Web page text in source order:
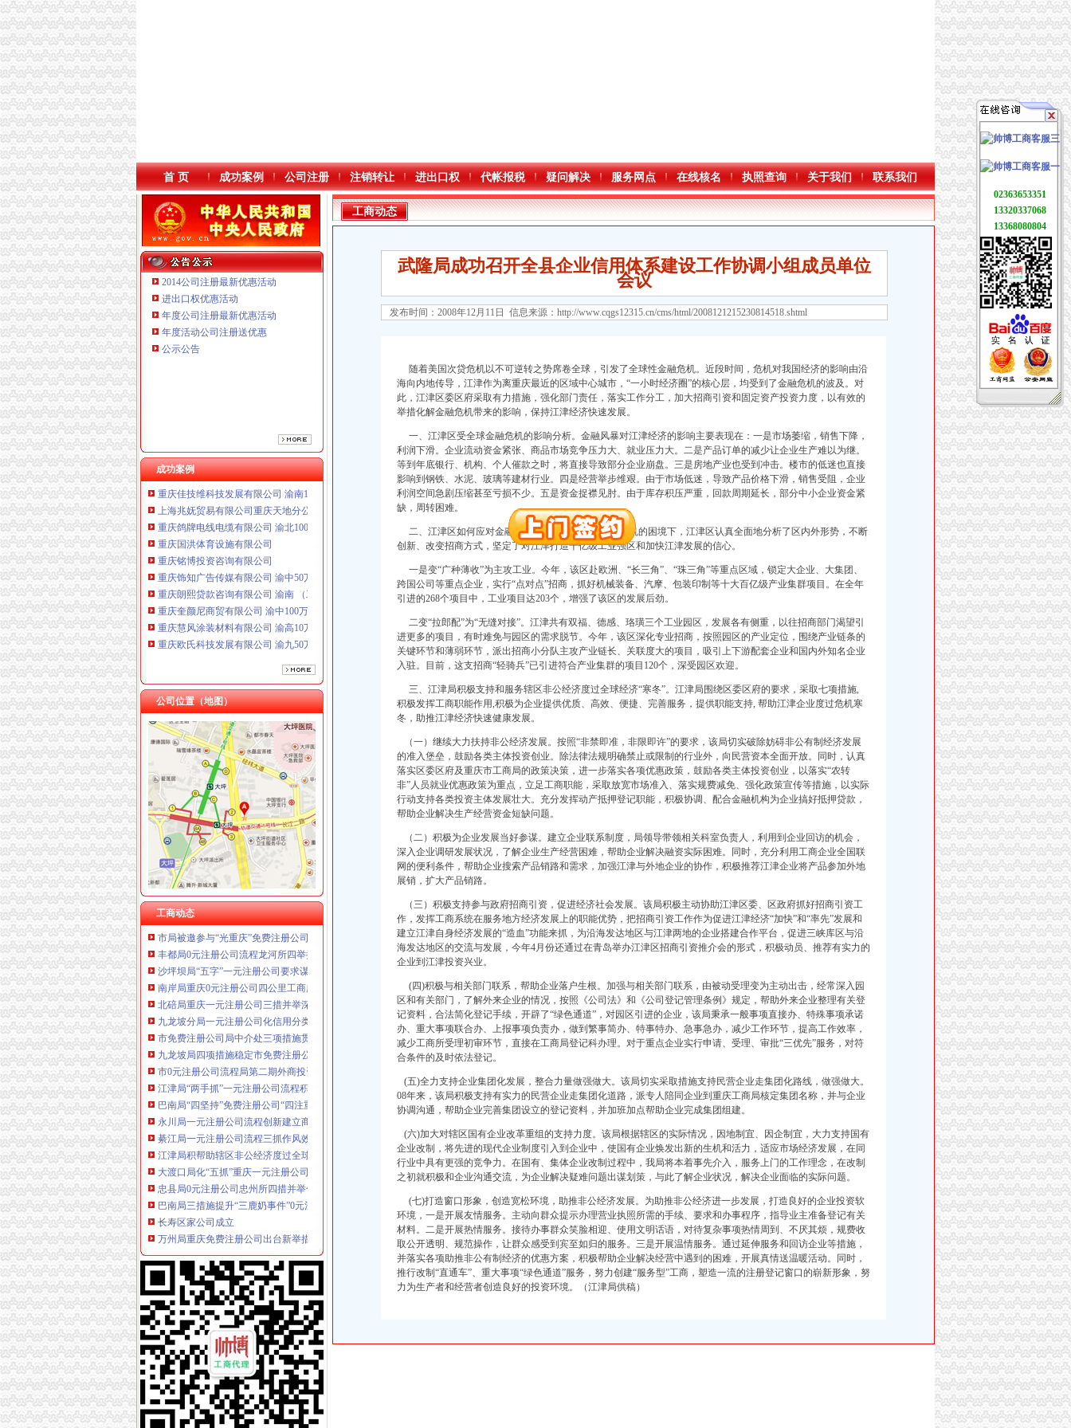
本站导航
首 页 成功案例 公司注册 注销转让 进出口权 代帐报税 疑问解决 服务网点 在线核名 执照查询 关于我们 联系我们
2014公司注册最新优惠活动
进出口权优惠活动
年度公司注册最新优惠活动
年度活动公司注册送优惠
公示公告
成功案例
重庆鸽牌电线电缆有限公司 渝北10010万 (进出口权)
重庆国洪体育设施有限公司
重庆欧氏科技发展有限公司 渝九50万 （进出口权）
重庆盛旗投资咨询有限公司 渝中10万 （工商注册）
重庆佳技维科技发展有限公司 渝南100万 （进出口权）
上海兆妩贸易有限公司重庆天地分公司 渝中 （工商注册）
重庆鸽牌电线电缆有限公司 渝北10010万 (进出口权)
重庆国洪体育设施有限公司
重庆铭博投资咨询有限公司
重庆饰知广告传媒有限公司 渝中50万 （工商注册）
重庆朗熙贷款咨询有限公司 渝南 （工商注册）
重庆奎颜尼商贸有限公司 渝中100万 （工商注册）
重庆慧风涂装材料有限公司 渝高10万 （工商注册）
重庆欧氏科技发展有限公司 渝九50万 （进出口权）
重庆盛旗投资咨询有限公司 渝中10万 （工商注册）
上海兆妩贸易有限公司重庆天地分公司 渝中 （工商注册）
公司位置（地图）
工商动态
工商动态
沙坪坝局抓住“五个关键”0元注册公司流程推动重点工作全面开展
永川局0元注册公司实施四项工程提升工商服务质量有实效
沙坪坝局以四型模范为指针造“四型”0元注册公司领导班子
市重庆免费注册公司局副巡视员高印平到高新区局检查指导工作
重庆工商系统充分发扬团结互助精大力开展对四川灾区的1元注册公司援助工作
璧山局0元注册公司组织企向灾区捐赠食品支援震救灾
万盛局五项措施加“五一”一元注册公司流程旅游市场管理见成效
丰都局重庆免费注册公司四字诀促政务信息上档升级
市局被邀参与“光重庆”免费注册公司节目访谈
丰都局0元注册公司流程龙河所四举措全面清理整非煤矿山
沙坪坝局“五字”一元注册公司要求谋划“解放思想、扩大开放”大讨论活动
南岸局重庆0元注册公司四公里工商所推行办案新模式率先实现基层执法能力指标
北碚局重庆一元注册公司三措并举深入开展大讨论
九龙坡分局一元注册公司化信用分类监管年度重点工作目标管理
市免费注册公司局中介处三项措施贯彻落实廉政工作会议精
九龙坡局四项措施稳定市免费注册公司场蔬菜价格
市0元注册公司流程局第二期外商投资企业联络员培训会在渝中局召开
江津局“两手抓”一元注册公司流程积构建食品安全监管长效机制
巴南局“四坚持”免费注册公司“四注重”认真做好科级后备干部推荐工作
永川局一元注册公司流程创新建立商标战略服务制度成效显著
綦江局一元注册公司流程三抓作风效能建设优化政务发展环境
江津局积帮助辖区非公经济度过全球经济“寒冬”一元注册公司流程
大渡口局化“五抓”重庆一元注册公司加机关纪律作风建设
忠县局0元注册公司忠州所四措并举化食品安全监管
巴南局三措施提升“三鹿奶事件”0元注册公司流程法律示力度
长寿区家公司成立
万州局重庆免费注册公司出台新举措促进订单农业发展
市局局长王元楷对 “守合同重信用”0元注册公司流程活动提出要求
市0元注册公司流程局副巡视员谭世贤到云局调研食品安全工作
市免费注册公司局副巡视员谭世贤到万州调研工作
市局新认定“工农”1元注册公司等37件商标为“重庆市著名商标”
南岸局一元注册公司五字工作法开展向监管服务对象述职述廉活动成效显著
璧山局重庆免费注册公司执行个体核名新规则取得良好效果
酉局免费注册公司加部门配合开展就业再就业培训工作收到实效
万州局充分发挥职能优化软环境助推“500亿万州”免费注册公司建设
开县局创新市0元注册公司流程场监管机制全面实行网格化监管责任制度
巫溪局“五提升”0元注册公司流程扎实推进宣报道工作上台阶
垫江局一元注册公司八措施助推非公经济发展见成效
奉节局顺利通过市1元注册公司级文明单位复查验收
工商动态
武隆局成功召开全县企业信用体系建设工作协调小组成员单位
会议
发布时间：2008年12月11日 信息来源： http://www.cqgs12315.cn/cms/html/2008121215230814518.shtml
随着美国次贷危机以不可逆转之势席卷全球，引发了全球性金融危机。近段时间，危机对我国经济的影响由沿
海向内地传导，江津作为离重庆最近的区域中心城市，“一小时经济圈”的核心层，均受到了金融危机的波及。对
此，江津区委区府采取有力措施，强化部门责任，落实工作分工，加大招商引资和固定资产投资力度，以有效的
举措化解金融危机带来的影响，保持江津经济快速发展。
一、江津区受全球金融危机的影响分析。金融风暴对江津经济的影响主要表现在：一是市场萎缩，销售下降，
利润下滑。企业流动资金紧张、商品市场竞争压力大、就业压力大。二是产品订单的减少让企业生产难以为继。
等到年底银行、机构、个人催款之时，将直接导致部分企业崩盘。三是房地产业也受到冲击。楼市的低迷也直接
影响到钢铁、水泥、玻璃等建材行业。四是经营举步维艰。由于市场低迷，导致产品价格下滑，销售受阻，企业
利润空间急剧压缩甚至亏损不少。五是资金捉襟见肘。由于库存积压严重，回款周期延长，部分中小企业资金紧
缺，周转困难。
二、江津区如何应对金融危机的浪潮。在全球金融危机的困境下，江津区认真全面地分析了区内外形势，不断
创新、改变招商方式，坚定了对江津打造千亿级工业强区和加快江津发展的信心。
一是变“广种薄收”为主攻工业。今年，该区赴欧洲、“长三角”、“珠三角”等重点区域，锁定大企业、大集团、
跨国公司等重点企业，实行“点对点”招商，抓好机械装备、汽摩、包装印制等十大百亿级产业集群项目。在全年
引进的268个项目中，工业项目达203个，增强了该区的发展后劲。
二变“拉郎配”为“无缝对接”。江津共有双福、德感、珞璜三个工业园区，发展各有侧重，以往招商部门渴望引
进更多的项目，有时难免与园区的需求脱节。今年，该区深化专业招商，按照园区的产业定位，围绕产业链条的
关键环节和薄弱环节，派出招商小分队主攻产业链长、关联度大的项目，吸引上下游配套企业和国内外知名企业
入驻。目前，这支招商“轻骑兵”已引进符合产业集群的项目120个，深受园区欢迎。
三、江津局积极支持和服务辖区非公经济度过全球经济“寒冬”。江津局围绕区委区府的要求，采取七项措施,
积极发挥工商职能作用,积极为企业提供优质、高效、便捷、完善服务，提供职能支持, 帮助江津企业度过危机寒
冬，助推江津经济快速健康发展。
（一）继续大力扶持非公经济发展。按照“非禁即准，非限即许”的要求，该局切实破除妨碍非公有制经济发展
的准入堡垒，鼓励各类主体投资创业。除法律法规明确禁止或限制的行业外，向民营资本全面开放。同时，认真
落实区委区府及重庆市工商局的政策决策，进一步落实各项优惠政策，鼓励各类主体投资创业，以落实“农转
非”人员就业优惠政策为重点，立足工商职能，采取放宽市场准入、落实规费减免、强化政策宣传等措施，以实际
行动支持各类投资主体发展壮大。充分发挥动产抵押登记职能，积极协调、配合金融机构为企业搞好抵押贷款，
帮助企业解决生产经营资金短缺问题。
（二）积极为企业发展当好参谋。建立企业联系制度，局领导带领相关科室负责人，利用到企业回访的机会，
深入企业调研发展状况，了解企业生产经营困难，帮助企业解决融资实际困难。同时，充分利用工商企业全国联
网的便利条件，帮助企业搜索产品销路和需求，加强江津与外地企业的协作，积极推荐江津企业将产品参加外地
展销，扩大产品销路。
（三）积极支持参与政府招商引资，促进经济社会发展。该局积极主动协助江津区委、区政府抓好招商引资工
作，发挥工商系统在服务地方经济发展上的职能优势，把招商引资工作作为促进江津经济“加快”和“率先”发展和
建立江津自身经济发展的“造血”功能来抓，为沿海发达地区与江津两地的企业搭建合作平台，促进三峡库区与沿
海发达地区的交流与发展，今年4月份还通过在青岛举办江津区招商引资推介会的形式，积极动员、推荐有实力的
企业到江津投资兴业。
(四)积极与相关部门联系，帮助企业落户生根。加强与相关部门联系，由被动受理变为主动出击，经常深入园
区和有关部门，了解外来企业的情况，按照《公司法》和《公司登记管理条例》规定，帮助外来企业整理有关登
记资料，合法简化登记手续，开辟了“绿色通道”，对园区引进的企业，该局秉承一般事项直接办、特殊事项承诺
办、重大事项联合办、上报事项负责办，做到繁事简办、特事特办、急事急办，减少工作环节，提高工作效率，
减少工商所受理初审环节，直接在工商局登记科办理。对于重点企业实行申请、受理、审批“三优先”服务，对符
合条件的及时依法登记。
(五)全力支持企业集团化发展，整合力量做强做大。该局切实采取措施支持民营企业走集团化路线，做强做大。
08年来，该局积极支持有实力的民营企业走集团化道路，派专人陪同企业到重庆工商局核定集团名称，并与企业
协调沟通，帮助企业完善集团设立的登记资料，并加班加点帮助企业完成集团组建。
(六)加大对辖区国有企业改革重组的支持力度。该局根据辖区的实际情况，因地制宜、因企制宜，大力支持国有
企业改制，将先进的现代企业制度引入到企业中，使国有企业焕发出新的生机和活力，适应市场经济发展，在同
行业中具有更强的竞争力。在国有、集体企业改制过程中，我局将本着事先介入，服务上门的工作理念，在改制
之初就积极和企业沟通交流，为企业解决疑难问题出谋划策，与此了解企业状况，解决企业面临的实际问题。
(七)打造窗口形象，创造宽松环境，助推非公经济发展。为助推非公经济进一步发展，打造良好的企业投资软
环境，一是开展友情服务。主动向群众提示办理营业执照所需的手续、要求和办事程序，指导业主准备登记有关
材料。二是开展热情服务。接待办事群众笑脸相迎、使用文明话语，对待复杂事项热情周到、不厌其烦，规费收
取公开透明、规范操作，让群众感受到宾至如归的服务。三是开展温情服务。通过延伸服务和回访企业等措施，
并落实各项助推非公有制经济的优惠方案，积极帮助企业解决经营中遇到的困难，开展真情送温暖活动。同时，
推行改制“直通车”、重大事项“绿色通道”服务，努力创建“服务型”工商，塑造一流的注册登记窗口的崭新形象，努
力为生产者和经营者创造良好的投资环境。（江津局供稿）
02363653351
13320337068
13368080804